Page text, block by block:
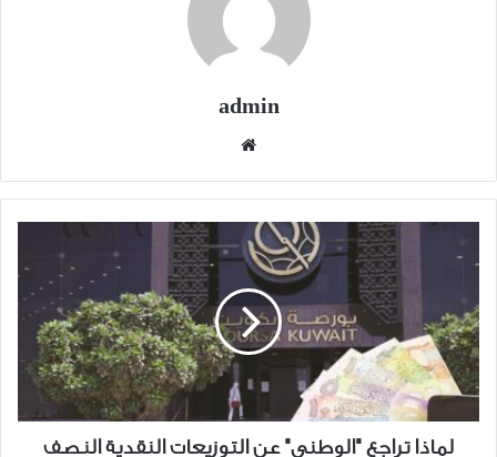
admin
لماذا
تراجع
عن
التوزيعات
النقدية
النصف
سنوية؟
لماذا تراجع "الوطني" عن التوزيعات النقدية النصف